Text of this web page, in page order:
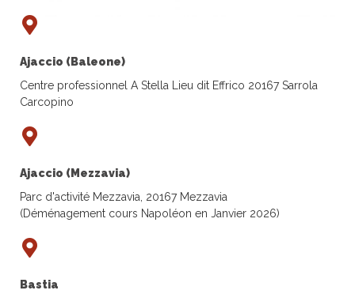
Ajaccio (Baleone)
Centre professionnel A Stella Lieu dit Effrico 20167 Sarrola
Carcopino
Ajaccio (Mezzavia)
Parc d'activité Mezzavia, 20167 Mezzavia
(Déménagement cours Napoléon en Janvier 2026)
Bastia